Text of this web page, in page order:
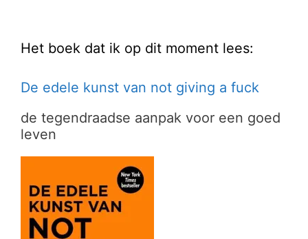
Het boek dat ik op dit moment lees:
De edele kunst van not giving a fuck
de tegendraadse aanpak voor een goed
leven